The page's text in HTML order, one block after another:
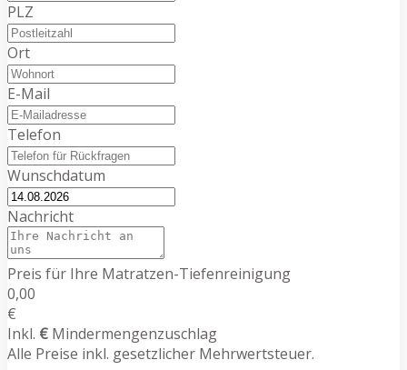
PLZ
Ort
E-Mail
Telefon
Wunschdatum
Nachricht
Preis für Ihre Matratzen-Tiefenreinigung
0,00
€
Inkl. € Mindermengenzuschlag
Alle Preise inkl. gesetzlicher Mehrwertsteuer.